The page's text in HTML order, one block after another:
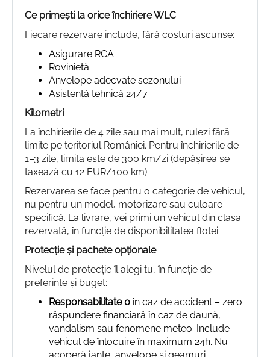
Ce primești la orice închiriere WLC
Fiecare rezervare include, fără costuri ascunse:
Asigurare RCA
Rovinietă
Anvelope adecvate sezonului
Asistență tehnică 24/7
Kilometri
La închirierile de 4 zile sau mai mult, rulezi fără
limite pe teritoriul României. Pentru închirierile de
1–3 zile, limita este de 300 km/zi (depășirea se
taxează cu 12 EUR/100 km).
Rezervarea se face pentru o categorie de vehicul,
nu pentru un model, motorizare sau culoare
specifică. La livrare, vei primi un vehicul din clasa
rezervată, în funcție de disponibilitatea flotei.
Protecție și pachete opționale
Nivelul de protecție îl alegi tu, în funcție de
preferințe și buget:
Responsabilitate 0 în caz de accident – zero
răspundere financiară în caz de daună,
vandalism sau fenomene meteo. Include
vehicul de înlocuire în maximum 24h. Nu
acoperă jante, anvelope și geamuri.